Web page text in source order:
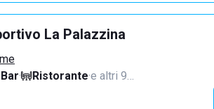
La Palazzina
Bar· Ristorante·e altri 9…